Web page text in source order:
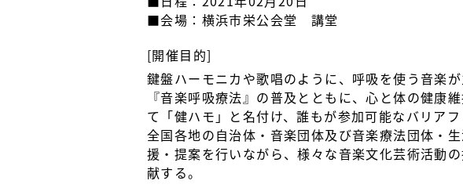
■会場：横浜市栄公会堂 講堂
[開催目的]
鍵盤ハーモニカや歌唱のように、呼吸を使う音楽
『音楽呼吸療法』の普及とともに、心と体の健康
て「健ハモ」と名付け、誰もが参加可能なバリア
全国各地の自治体・音楽団体及び音楽療法団体・
援・提案を行いながら、様々な音楽文化芸術活動
献する。